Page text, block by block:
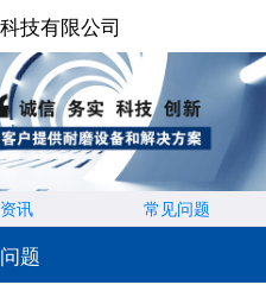
技有限公司
讯 常见问题
题